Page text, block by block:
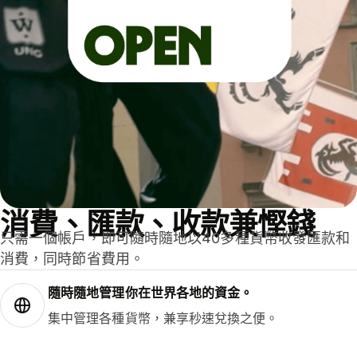
消費、匯款、收款兼慳錢
只需一個帳戶，即可隨時隨地以40多種貨幣收發匯款和
消費，同時節省費用。
隨時隨地管理你在世界各地的資金。
集中管理各種貨幣，兼享秒速兌換之便。